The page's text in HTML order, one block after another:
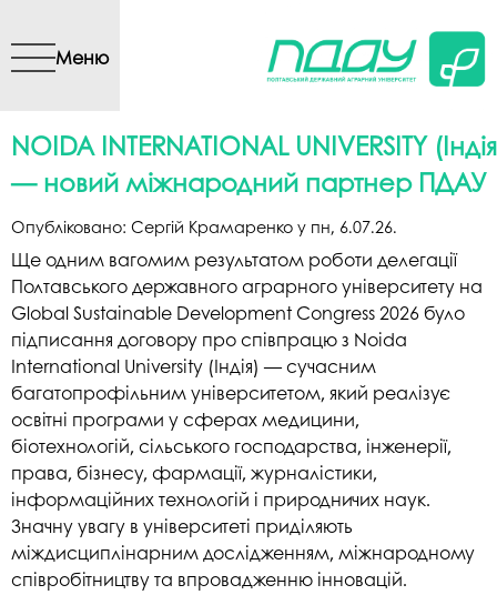
вмісту
Меню
NOIDA INTERNATIONAL UNIVERSITY
— новий міжнародний партнер ПДАУ
Опубліковано: Сергій Крамаренко у пн, 6.07.26.
Ще одним вагомим результатом роботи делегації
Полтавського державного аграрного університету на
Global Sustainable Development Congress 2026 було
підписання договору про співпрацю з Noida
International University (Індія) — сучасним
багатопрофільним університетом, який реалізує
освітні програми у сферах медицини,
біотехнологій, сільського господарства, інженерії,
права, бізнесу, фармації, журналістики,
інформаційних технологій і природничих наук.
Значну увагу в університеті приділяють
міждисциплінарним дослідженням, міжнародному
співробітництву та впровадженню інновацій.